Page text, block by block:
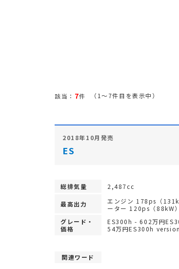
該当： 7件 （1～7件目を表示中）
2018年10月発売
ES
総排気量 2,487cc
最高出力
エンジン 178ps（
ーター 120ps（88kW）
グレード・
価格
ES300h - 602万円
54万円ES300h
関連ワード